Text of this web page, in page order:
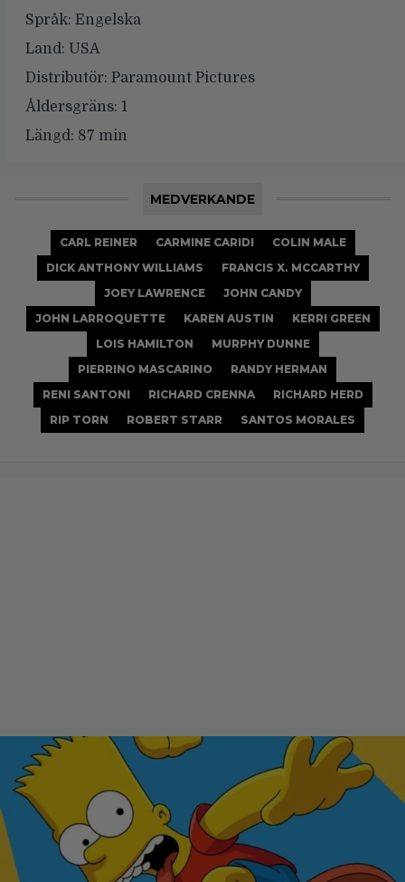
Språk: Engelska
Land: USA
Distributör: Paramount Pictures
Åldersgräns: 1
Längd: 87 min
MEDVERKANDE
CARL REINER CARMINE CARIDI
COLIN MALE
DICK ANTHONY WILLIAMS
FRANCIS X. MCCARTHY
JOEY LAWRENCE
JOHN CANDY
JOHN LARROQUETTE
KAREN AUSTIN
KERRI GREEN
LOIS HAMILTON
MURPHY DUNNE
PIERRINO MASCARINO
RANDY HERMAN
RENI SANTONI
RICHARD CRENNA
RICHARD HERD
RIP TORN
ROBERT STARR SANTOS MORALES